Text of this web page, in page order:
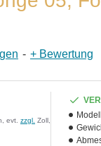
- + Bewertung
evt. zzgl. Zoll,